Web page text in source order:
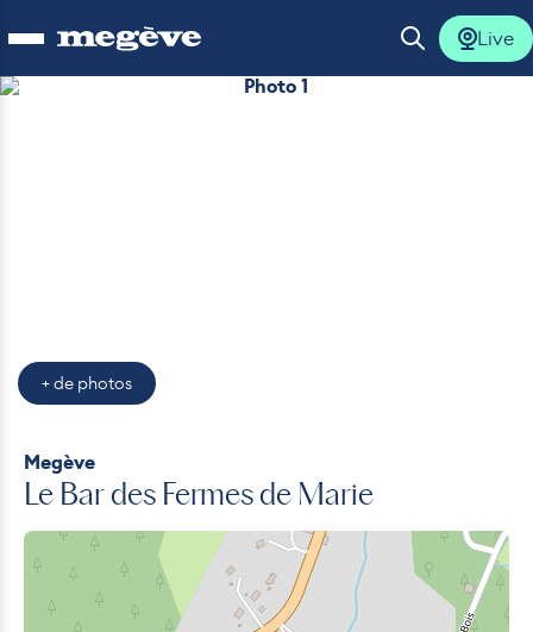
Ouvrir le menu Ouvrir la
Live
Megève
Le Bar des Fermes de Marie
Photo 1
+ de photos